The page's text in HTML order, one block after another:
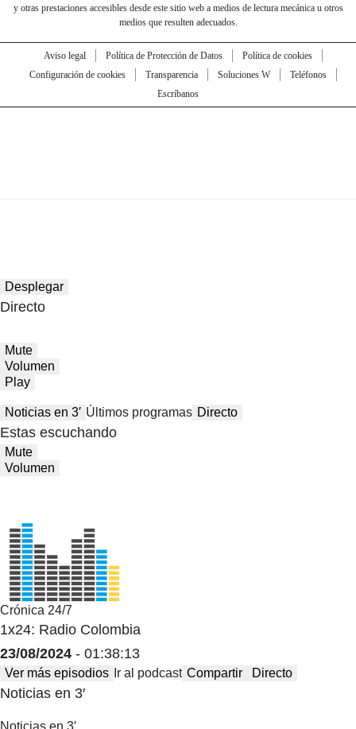
y otras prestaciones accesibles desde este sitio web a medios de lectura mecánica u otros
medios que resulten adecuados.
Aviso legal Política de Protección de Datos
Política de cookies
Configuración de cookies
Transparencia Soluciones W
Teléfonos
Escríbanos
Desplegar
Directo
Mute
Volumen
Play
Noticias en 3′ Últimos programas Directo
Estas escuchando
Mute
Volumen
Crónica 24/7
1x24: Radio Colombia
23/08/2024 - 01:38:13
Ver más episodios Ir al podcast Compartir Directo
Noticias en 3′
Noticias en 3′